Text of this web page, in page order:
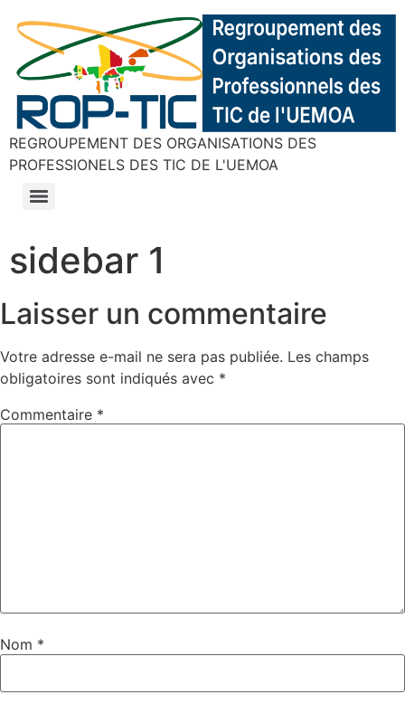
REGROUPEMENT DES ORGANISATIONS DES
PROFESSIONELS DES TIC DE L'UEMOA
sidebar 1
Laisser un commentaire
Votre adresse e-mail ne sera pas publiée. Les champs
obligatoires sont indiqués avec *
Commentaire *
Nom *